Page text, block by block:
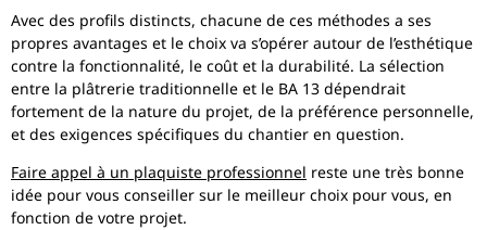
Avec des profils distincts, chacune de ces méthodes a ses
propres avantages et le choix va s’opérer autour de l’esthétique
contre la fonctionnalité, le coût et la durabilité. La sélection
entre la plâtrerie traditionnelle et le BA 13 dépendrait
fortement de la nature du projet, de la préférence personnelle,
et des exigences spécifiques du chantier en question.
Faire appel à un plaquiste professionnel reste une très bonne
idée pour vous conseiller sur le meilleur choix pour vous, en
fonction de votre projet.